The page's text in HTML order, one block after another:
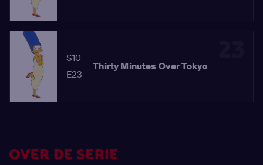
S10
E23
Thirty Minutes Over Tokyo
OVER DE SERIE